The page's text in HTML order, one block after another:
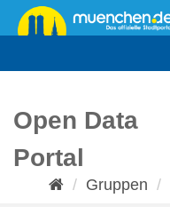
Überspringen
zum
Open Data
Portal
Gruppen